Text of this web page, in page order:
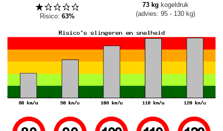
Risico:63%
73 kg kogeldruk
(advies: 95 - 130 kg)